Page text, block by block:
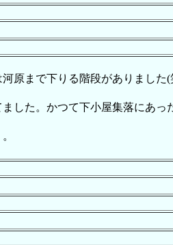
原まで下りる階段がありました
した。かつて下小屋集落にあ